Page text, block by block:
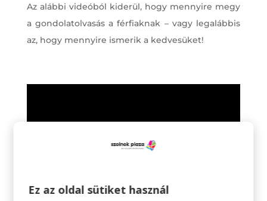
Az alábbi videóból kiderül, hogy mennyire megy
a gondolatolvasás a férfiaknak – vagy legalábbis
az, hogy mennyire ismerik a kedvesüket!
Ez az oldal sütiket használ